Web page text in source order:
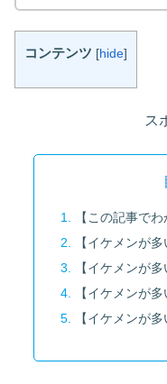
コンテンツ [hide]
ス
【この記事でわ
【イケメンが
【イケメンが
【イケメンが
【イケメンが